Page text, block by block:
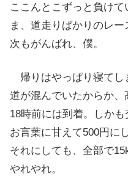
ここんとこずっと負けて
ま、道走りばかりのレー
次もがんばれ、僕。
帰りはやっぱり寝てし
道が混んでいたからか、
18時前には到着。しか
お言葉に甘えて500円に
それにしても、全部で
やれやれ。